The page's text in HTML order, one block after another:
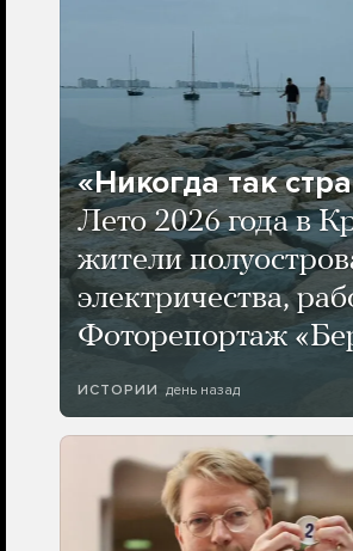
«Никогда так
Лето 2026 года в
жители
электричества,
Фоторепортаж
ИСТОРИИ день назад